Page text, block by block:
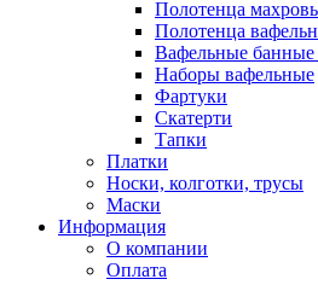
Полотенца
Полотенца
Вафельные банные
Наборы вафельные
Фартуки
Скатерти
Тапки
Платки
Носки, колготки, трусы
Маски
Информация
О компании
Оплата